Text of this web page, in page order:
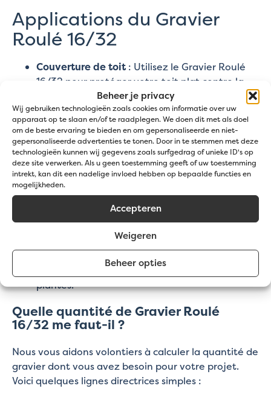
Beheer je privacy
Wij gebruiken technologieën zoals cookies om informatie over uw
apparaat op te slaan en/of te raadplegen. We doen dit met als doel
om de beste ervaring te bieden en om gepersonaliseerde en niet-
gepersonaliseerde advertenties te tonen. Door in te stemmen met deze
technologieën kunnen wij gegevens zoals surfgedrag of unieke ID's op
deze site verwerken. Als u geen toestemming geeft of uw toestemming
intrekt, kan dit een nadelige invloed hebben op bepaalde functies en
mogelijkheden.
Accepteren
Weigeren
Beheer opties
Applications du Gravier
Roulé 16/32
Couverture detoit: Utilisez le Gravier Roulé
16/32 pour protéger votre toit plat contre la
pluie et l'usure. Idéal pour les abris de jardin, les
garages ou les dépendances.
Bordure des bâtiments: Le Gravier Roulé
16/32 empêche l'eau de pluie d'éclabousser
contre les murs, aidant à prévenir les
problèmes d'humidité et les dommages.
Drainage dans les puits et fossés
gravier dans les puits ou fossés pour évacuer
rapidement l'eau et éviter les obstructions.
Utilisations décoratives dans les jardins:
Ajoutez une finition élégante à votre jardin
avec le Gravier Roulé 16/32 autour des étangs
ou comme accent autour des bordures de
plantes.
Quelle quantité de Gravier Roulé
16/32 me faut-il ?
Nous vous aidons volontiers à calculer la quantité de
gravier dont vous avez besoin pour votre projet.
Voici quelques lignes directrices simples :